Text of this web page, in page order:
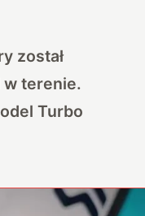
został
w terenie.
Turbo